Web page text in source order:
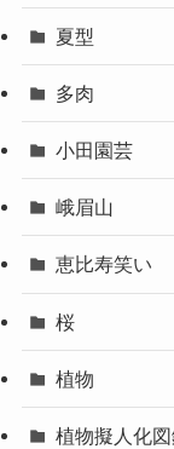
夏型
多肉
小田園芸
峨眉山
恵比寿笑い
桜
植物
植物擬人化